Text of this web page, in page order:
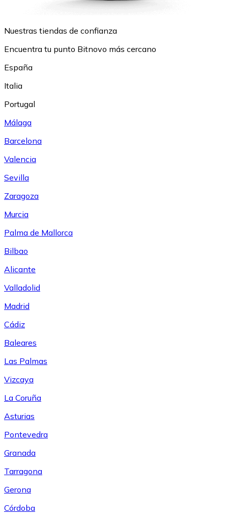
Nuestras tiendas de confianza
Encuentra tu punto Bitnovo más cercano
España
Italia
Portugal
Málaga
Barcelona
Valencia
Sevilla
Zaragoza
Murcia
Palma de Mallorca
Bilbao
Alicante
Valladolid
Madrid
Cádiz
Baleares
Las Palmas
Vizcaya
La Coruña
Asturias
Pontevedra
Granada
Tarragona
Gerona
Córdoba